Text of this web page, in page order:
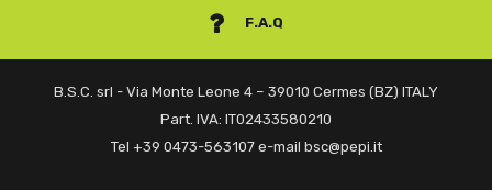
F.A.Q
B.S.C. srl - Via Monte Leone 4 – 39010 Cermes (BZ) ITALY
Part. IVA: IT02433580210
Tel +39 0473-563107 e-mail bsc@pepi.it